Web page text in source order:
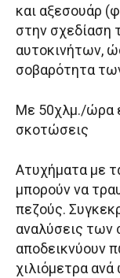
και αξεσουάρ
στην σχεδίαση
αυτοκινήτων,
σοβαρότητα
Με 50χλμ./ώρα
σκοτώσεις
Ατυχήματα με
μπορούν να
πεζούς.
αναλύσεις των
αποδεικνύουν
χιλιόμετρα